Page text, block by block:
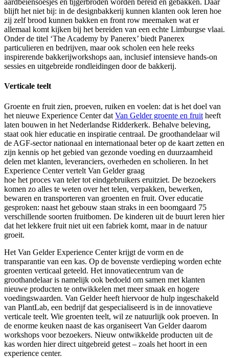
aardbeiensoesjes en tijgerbroden worden bereid en gebakken. Daar
blijft het niet bij: in de designbakkerij kunnen klanten ook leren hoe
zij zelf brood kunnen bakken en front row meemaken wat er
allemaal komt kijken bij het bereiden van een echte Limburgse vlaai.
Onder de titel ‘The Academy by Panerex’ biedt Panerex
particulieren en bedrijven, maar ook scholen een hele reeks
inspirerende bakkerijworkshops aan, inclusief intensieve hands-on
sessies en uitgebreide rondleidingen door de bakkerij.
Verticale teelt
Groente en fruit zien, proeven, ruiken en voelen: dat is het doel van
het nieuwe Experience Center dat Van Gelder groente en fruit heeft
laten bouwen in het Nederlandse Ridderkerk. Behalve beleving,
staat ook hier educatie en inspiratie centraal. De groothandelaar wil
de AGF-sector nationaal en internationaal beter op de kaart zetten en
zijn kennis op het gebied van gezonde voeding en duurzaamheid
delen met klanten, leveranciers, overheden en scholieren. In het
Experience Center vertelt Van Gelder graag
hoe het proces van teler tot eindgebruikers eruitziet. De bezoekers
komen zo alles te weten over het telen, verpakken, bewerken,
bewaren en transporteren van groenten en fruit. Over educatie
gesproken: naast het gebouw staan straks in een boomgaard 75
verschillende soorten fruitbomen. De kinderen uit de buurt leren hier
dat het lekkere fruit niet uit een fabriek komt, maar in de natuur
groeit.
Het Van Gelder Experience Center krijgt de vorm en de
transparantie van een kas. Op de bovenste verdieping worden echte
groenten verticaal geteeld. Het innovatiecentrum van de
groothandelaar is namelijk ook bedoeld om samen met klanten
nieuwe producten te ontwikkelen met meer smaak en hogere
voedingswaarden. Van Gelder heeft hiervoor de hulp ingeschakeld
van PlantLab, een bedrijf dat gespecialiseerd is in de innovatieve
verticale teelt. Wie groenten teelt, wil ze natuurlijk ook proeven. In
de enorme keuken naast de kas organiseert Van Gelder daarom
workshops voor bezoekers. Nieuw ontwikkelde producten uit de
kas worden hier direct uitgebreid getest – zoals het hoort in een
experience center.